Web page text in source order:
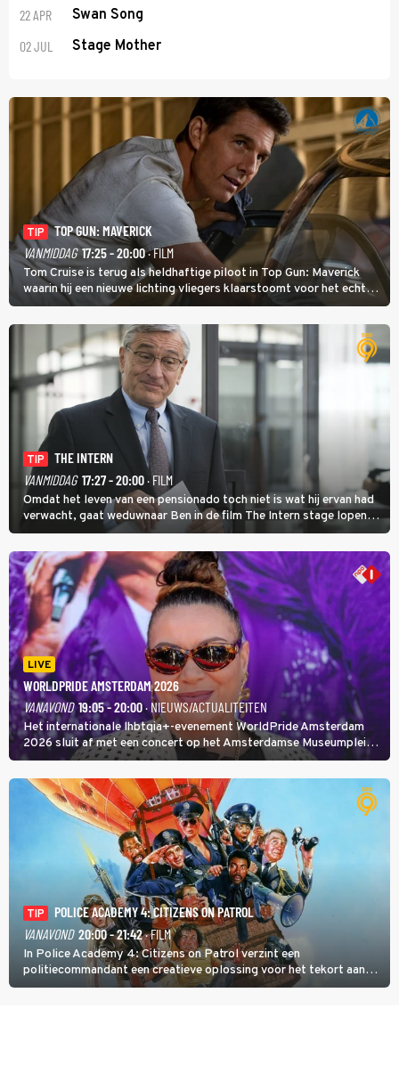
22 APR Swan Song
02 JUL Stage Mother
TIP
TOP GUN: MAVERICK
VANMIDDAG 17:25 - 20:00· FILM
Tom Cruise is terug als heldhaftige piloot in Top Gun: Maverick
waarin hij een nieuwe lichting vliegers klaarstoomt voor het echte
werk.
TIP
THE INTERN
VANMIDDAG 17:27 - 20:00· FILM
Omdat het leven van een pensionado toch niet is wat hij ervan had
verwacht, gaat weduwnaar Ben in de film The Intern stage lopen
bij de hippe webwinkel van Jules, wat een gouden zet blijkt te zijn.
LIVE
WORLDPRIDE AMSTERDAM 2026
VANAVOND 19:05 - 20:00· NIEUWS/ACTUALITEITEN
Het internationale lhbtqia+-evenement WorldPride Amsterdam
2026 sluit af met een concert op het Amsterdamse Museumplein.
Anita Doth is een van de optredende artiesten. In de jaren 90
veroverde ze de wereld als zangeres van 2Unlimited.
TIP
POLICE ACADEMY 4: CITIZENS ON PATROL
VANAVOND 20:00 - 21:42· FILM
In Police Academy 4: Citizens on Patrol verzint een
politiecommandant een creatieve oplossing voor het tekort aan
agenten.